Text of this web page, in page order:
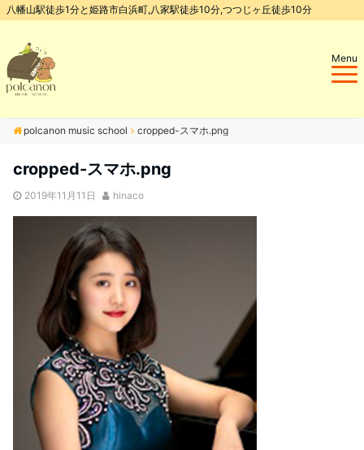
八幡山駅徒歩1分と姫路市白浜町,八家駅徒歩10分,つつじヶ丘徒歩10分
Menu
polcanon music school cropped-スマホ.png
cropped-スマホ.png
2019年11月11日 hinaco